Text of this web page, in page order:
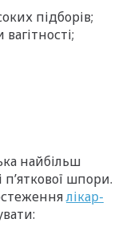
підборів;
найбільш
шпори.
лікар-